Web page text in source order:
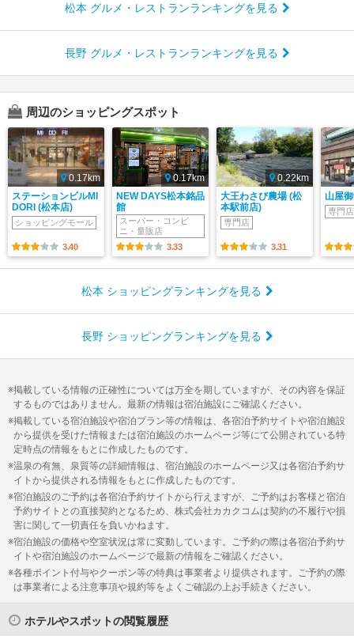
松本 グルメ・レストランランキングを見る
長野 グルメ・レストランランキングを見る
周辺のショッピングスポット
0.17km
ステーションビルMI
DORI (松本店)
ショッピングモール
3.40
0.17km
NEW DAYS松本銘品
館
スーパー・コンビ
ニ・量販店
3.33
0.22km
大王わさび農場 (松
本駅前店)
専門店
3.31
山屋
専門店
松本 ショッピングランキングを見る
長野 ショッピングランキングを見る
掲載している情報の正確性については万全を期していますが、その内容を保証
するものではありません。最新の情報は宿泊施設にご確認ください。
掲載している宿泊施設や宿泊プラン等の情報は、各宿泊予約サイトや宿泊施設
から提供を受けた情報または宿泊施設のホームページ等にて公開されている特
定時点の情報をもとに作成したものです。
温泉の有無、泉質等の詳細情報は、宿泊施設のホームページ又は各宿泊予約サ
イトから提供される情報をもとに作成したものです。
宿泊施設のご予約は各宿泊予約サイトから行えますが、ご予約はお客様と宿泊
予約サイトとの直接契約となるため、株式会社カカクコムは契約の不履行や損
害に関して一切責任を負いかねます。
宿泊施設の価格や空室状況は常に変動しています。ご予約の際は各宿泊予約サ
イトや宿泊施設のホームページで最新の情報をご確認ください。
各種ポイント付与やクーポン等の特典は事業者より提供されます。ご予約の際
は事業者による注意事項や規約等をよくご確認の上お手続きください。
ホテルやスポットの閲覧履歴